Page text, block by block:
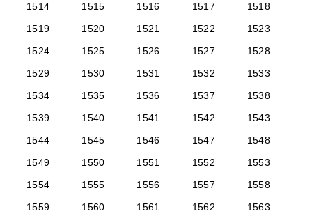
1514
1515 1516 1517
1518
1519
1520 1521 1522
1523
1524
1525 1526 1527
1528
1529
1530 1531 1532
1533
1534
1535 1536 1537
1538
1539
1540 1541 1542
1543
1544
1545 1546 1547
1548
1549
1550 1551 1552
1553
1554
1555 1556 1557
1558
1559
1560 1561 1562
1563